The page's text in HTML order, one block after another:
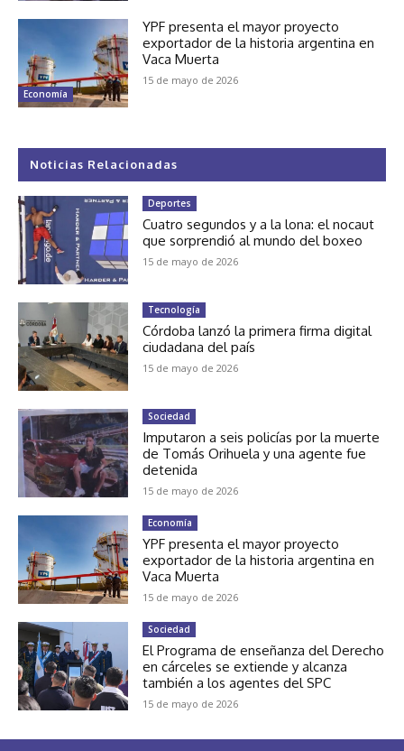
Economía
YPF presenta el mayor proyecto
exportador de la historia argentina en
Vaca Muerta
15 de mayo de 2026
Noticias Relacionadas
Deportes
Cuatro segundos y a la lona: el nocaut
que sorprendió al mundo del boxeo
15 de mayo de 2026
Tecnología
Córdoba lanzó la primera firma digital
ciudadana del país
15 de mayo de 2026
Sociedad
Imputaron a seis policías por la muerte
de Tomás Orihuela y una agente fue
detenida
15 de mayo de 2026
Economía
YPF presenta el mayor proyecto
exportador de la historia argentina en
Vaca Muerta
15 de mayo de 2026
Sociedad
El Programa de enseñanza del Derecho
en cárceles se extiende y alcanza
también a los agentes del SPC
15 de mayo de 2026